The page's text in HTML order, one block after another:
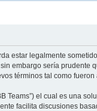
estar legalmente
embargo sería prudente
términos tal como fueron
Teams”) el cual es una
facilita discusiones